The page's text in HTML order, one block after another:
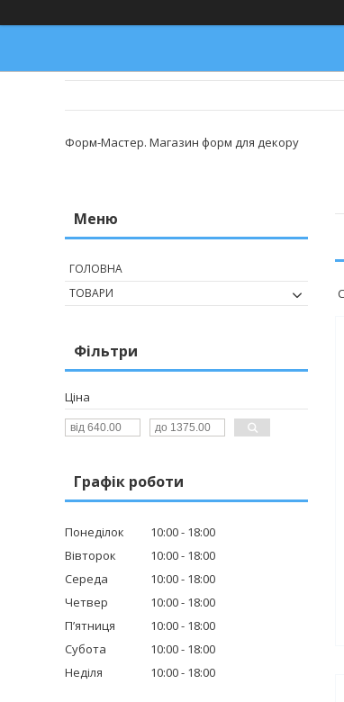
Форм-Мастер. Магазин форм для декору
ГОЛОВНА
ТОВАРИ
Фільтри
Ціна
Графік роботи
Понеділок 10:00
18:00
Вівторок
10:00
18:00
Середа
10:00
18:00
Четвер
10:00
18:00
Пʼятниця
10:00
18:00
Субота
10:00
18:00
Неділя
10:00 18:00